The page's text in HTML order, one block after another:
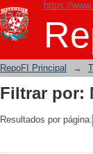
https://
Filtrar por:
RepoFI Principal →
Filtrar por:
Resultados por página: